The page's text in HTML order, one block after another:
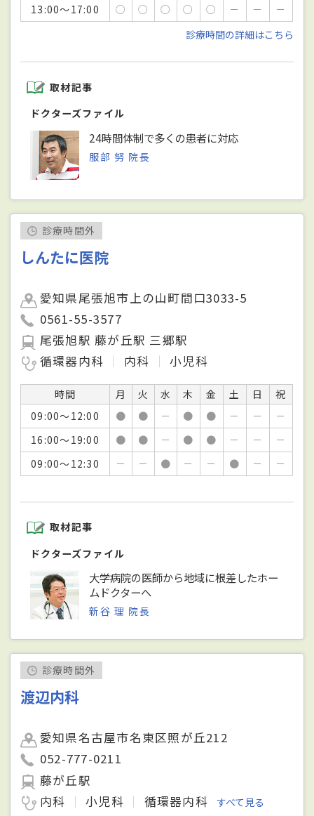
13:00～17:00
○ ○ ○ ○ ○ － －
－
診療時間の詳細はこちら
取材記事
ドクターズファイル
24時間体制で多くの患者に対応
服部 努 院長
診療時間外
しんたに医院
愛知県尾張旭市上の山町間口3033-5
0561-55-3577
尾張旭駅 藤が丘駅 三郷駅
循環器内科
内科 小児科
時間 月 火 水 木 金 土 日
祝
09:00～12:00
● ● － ● ● － －
－
16:00～19:00
● ● － ● ● － －
－
09:00～12:30
－ － ● － － ● － －
取材記事
ドクターズファイル
大学病院の医師から地域に根差したホー
ムドクターへ
新谷 理 院長
診療時間外
渡辺内科
愛知県名古屋市名東区照が丘212
052-777-0211
藤が丘駅
内科
小児科 循環器内科 すべて見る